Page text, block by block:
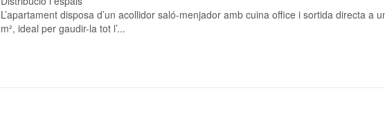
L’apartament disposa d’un acollidor saló-menjador amb cuina office i sortida directa a
m², ideal per gaudir-la tot l’...